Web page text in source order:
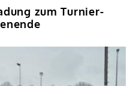
zum Turnier-